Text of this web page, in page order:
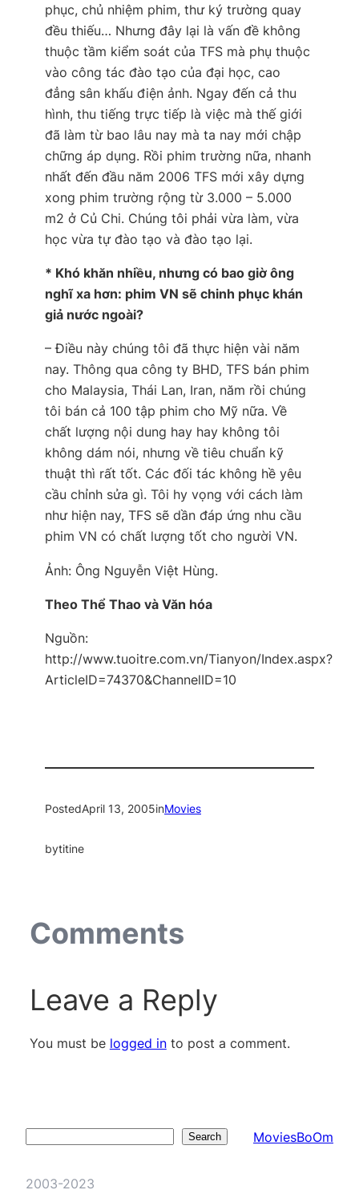
phục, chủ nhiệm phim, thư ký trường quay
đều thiếu… Nhưng đây lại là vấn đề không
thuộc tầm kiểm soát của TFS mà phụ thuộc
vào công tác đào tạo của đại học, cao
đẳng sân khấu điện ảnh. Ngay đến cả thu
hình, thu tiếng trực tiếp là việc mà thế giới
đã làm từ bao lâu nay mà ta nay mới chập
chững áp dụng. Rồi phim trường nữa, nhanh
nhất đến đầu năm 2006 TFS mới xây dựng
xong phim trường rộng từ 3.000 – 5.000
m2 ở Củ Chi. Chúng tôi phải vừa làm, vừa
học vừa tự đào tạo và đào tạo lại.
* Khó khăn nhiều, nhưng có bao giờ ông
nghĩ xa hơn: phim VN sẽ chinh phục khán
giả nước ngoài?
– Điều này chúng tôi đã thực hiện vài năm
nay. Thông qua công ty BHD, TFS bán phim
cho Malaysia, Thái Lan, Iran, năm rồi chúng
tôi bán cả 100 tập phim cho Mỹ nữa. Về
chất lượng nội dung hay hay không tôi
không dám nói, nhưng về tiêu chuẩn kỹ
thuật thì rất tốt. Các đối tác không hề yêu
cầu chỉnh sửa gì. Tôi hy vọng với cách làm
như hiện nay, TFS sẽ dần đáp ứng nhu cầu
phim VN có chất lượng tốt cho người VN.
Ảnh: Ông Nguyễn Việt Hùng.
Theo Thể Thao và Văn hóa
Nguồn:
http://www.tuoitre.com.vn/Tianyon/Index.aspx?
ArticleID=74370&ChannelID=10
PostedApril 13, 2005inMovies
bytitine
Comments
Leave a Reply
You must be logged into post a comment.
Search MoviesBoOm
2003-2023